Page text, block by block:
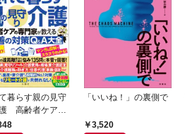
暮らす親の見守
高齢者ケアの
が教える最善の
「いいね！」の裏側で
3,520